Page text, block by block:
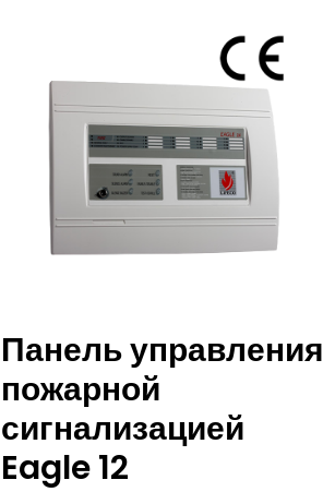
Панель управления
пожарной
сигнализацией
Eagle 12